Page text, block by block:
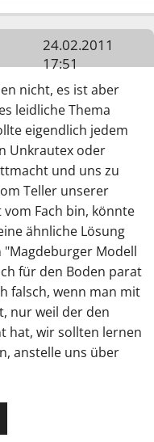
24.02.2011
17:51
nicht, es ist aber
leidliche Thema
eigendlich jedem
Unkrautex oder
und uns zu
Teller unserer
Fach bin, könnte
ähnliche Lösung
Modell
für den Boden parat
falsch, wenn man mit
nur weil der den
hat, wir sollten lernen
anstelle uns über